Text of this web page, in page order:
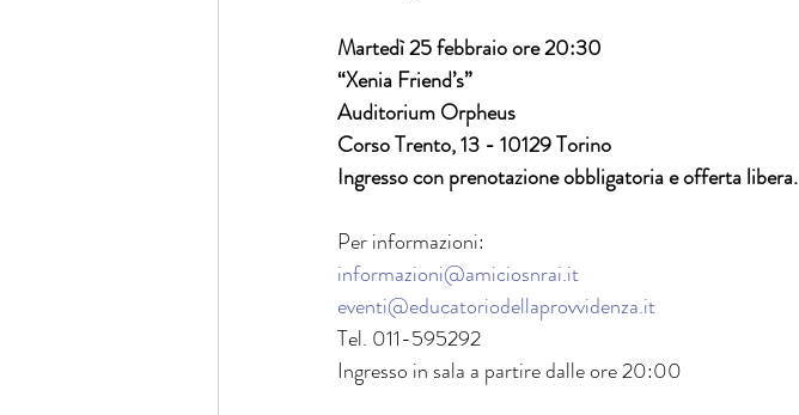
Martedì 25 febbraio ore 20:30
“Xenia Friend’s”
Auditorium Orpheus
Corso Trento, 13 - 10129 Torino
Ingresso con prenotazione obbligatoria e offerta libera.
Per informazioni:
informazioni@amiciosnrai.it
eventi@educatoriodellaprovvidenza.it
Tel. 011-595292
Ingresso in sala a partire dalle ore 20:00